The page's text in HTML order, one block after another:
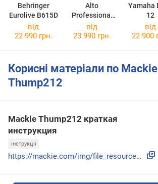
Behringer
Eurolive B615D
Alto
Professional
TS415
Yamaha
12
від
22 990 грн.
від
23 990 грн.
від
22 900
Корисні матеріали по Mackie
Thump212
Mackie Thump212 краткая
инструкция
інструкції
https://mackie.com/img/file_resources/THRASH212_THRASH215_Q...